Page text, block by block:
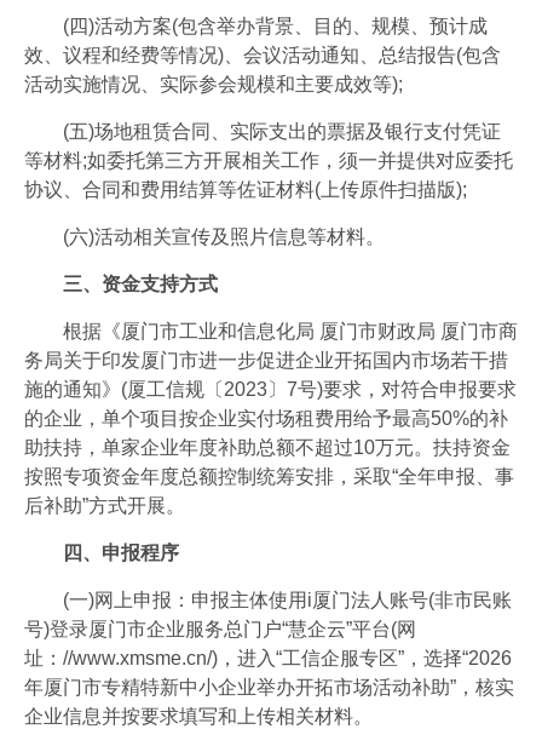
(四)活动方案(包含举办背景、目的、规模、预计成
效、议程和经费等情况)、会议活动通知、总结报告(包含
活动实施情况、实际参会规模和主要成效等);
(五)场地租赁合同、实际支出的票据及银行支付凭证
等材料;如委托第三方开展相关工作，须一并提供对应委托
协议、合同和费用结算等佐证材料(上传原件扫描版);
(六)活动相关宣传及照片信息等材料。
三、资金支持方式
根据《厦门市工业和信息化局 厦门市财政局 厦门市商
务局关于印发厦门市进一步促进企业开拓国内市场若干措
施的通知》(厦工信规〔2023〕7号)要求，对符合申报要求
的企业，单个项目按企业实付场租费用给予最高50%的补
助扶持，单家企业年度补助总额不超过10万元。扶持资金
按照专项资金年度总额控制统筹安排，采取“全年申报、事
后补助”方式开展。
四、申报程序
(一)网上申报：申报主体使用i厦门法人账号(非市民账
号)登录厦门市企业服务总门户“慧企云”平台(网
址：//www.xmsme.cn/)，进入“工信企服专区”，选择“2026
年厦门市专精特新中小企业举办开拓市场活动补助”，核实
企业信息并按要求填写和上传相关材料。